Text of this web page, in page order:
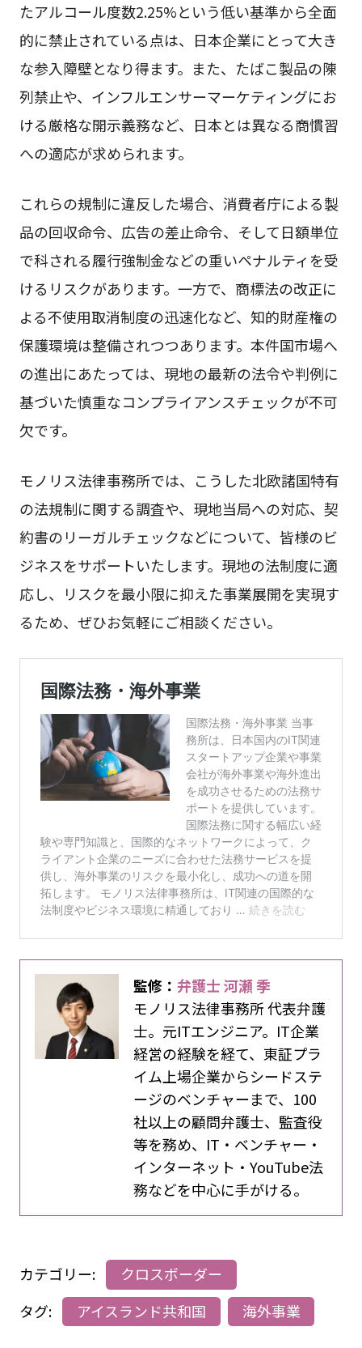
たアルコール度数2.25%という低い基準から全面
的に禁止されている点は、日本企業にとって大き
な参入障壁となり得ます。また、たばこ製品の陳
列禁止や、インフルエンサーマーケティングにお
ける厳格な開示義務など、日本とは異なる商慣習
への適応が求められます。
これらの規制に違反した場合、消費者庁による製
品の回収命令、広告の差止命令、そして日額単位
で科される履行強制金などの重いペナルティを受
けるリスクがあります。一方で、商標法の改正に
よる不使用取消制度の迅速化など、知的財産権の
保護環境は整備されつつあります。本件国市場へ
の進出にあたっては、現地の最新の法令や判例に
基づいた慎重なコンプライアンスチェックが不可
欠です。
モノリス法律事務所では、こうした北欧諸国特有
の法規制に関する調査や、現地当局への対応、契
約書のリーガルチェックなどについて、皆様のビ
ジネスをサポートいたします。現地の法制度に適
応し、リスクを最小限に抑えた事業展開を実現す
るため、ぜひお気軽にご相談ください。
監修：弁護士 河瀬 季
モノリス法律事務所 代表弁護
士。元ITエンジニア。IT企業
経営の経験を経て、東証プラ
イム上場企業からシードステ
ージのベンチャーまで、100
社以上の顧問弁護士、監査役
等を務め、IT・ベンチャー・
インターネット・YouTube法
務などを中心に手がける。
カテゴリー:
クロスボーダー
タグ:
アイスランド共和国 海外事業